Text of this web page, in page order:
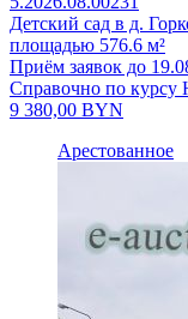
Детский сад в д.
площадью 576.6 м²
Приём заявок до
Справочно по курсу
9 380,00 BYN
Арестованное